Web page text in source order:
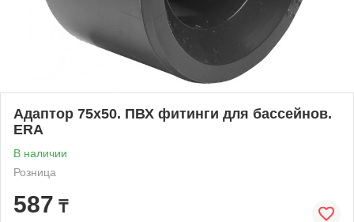
Адаптор 75х50. ПВХ фитинги для бассейнов.
ERA
В наличии
Розница
587 ₸